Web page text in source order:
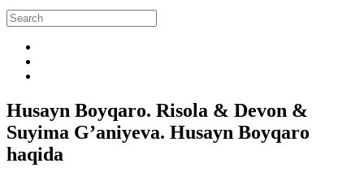
Husayn Boyqaro. Risola & Devon &
Suyima G’aniyeva. Husayn Boyqaro
haqida